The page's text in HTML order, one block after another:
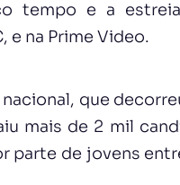
tempo e a
e na Prime Video.
que
mais de 2 mil
parte de jovens